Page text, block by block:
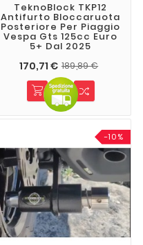
TeknoBlock TKP12
Antifurto Bloccaruota
Posteriore Per Piaggio
Vespa Gts 125cc Euro
5+ Dal 2025
170,71 € 189,89 €
-10%